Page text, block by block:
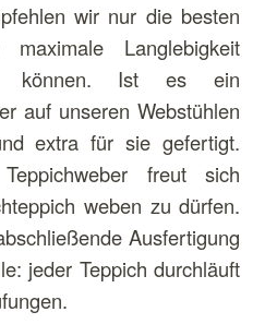
wir nur die besten
Langlebigkeit
können. Ist es ein
auf unseren Webstühlen
extra für sie gefertigt.
freut sich
weben zu dürfen.
Ausfertigung
jeder Teppich durchläuft